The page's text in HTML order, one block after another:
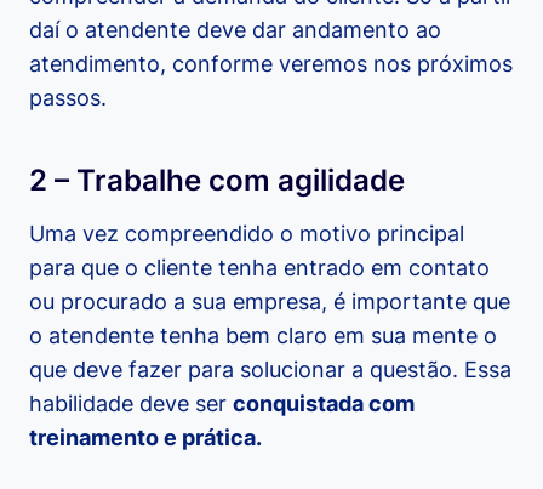
daí o atendente deve dar andamento ao
atendimento, conforme veremos nos próximos
passos.
2 – Trabalhe com agilidade
Uma vez compreendido o motivo principal
para que o cliente tenha entrado em contato
ou procurado a sua empresa, é importante que
o atendente tenha bem claro em sua mente o
que deve fazer para solucionar a questão. Essa
habilidade deve ser conquistada com
treinamento e prática.